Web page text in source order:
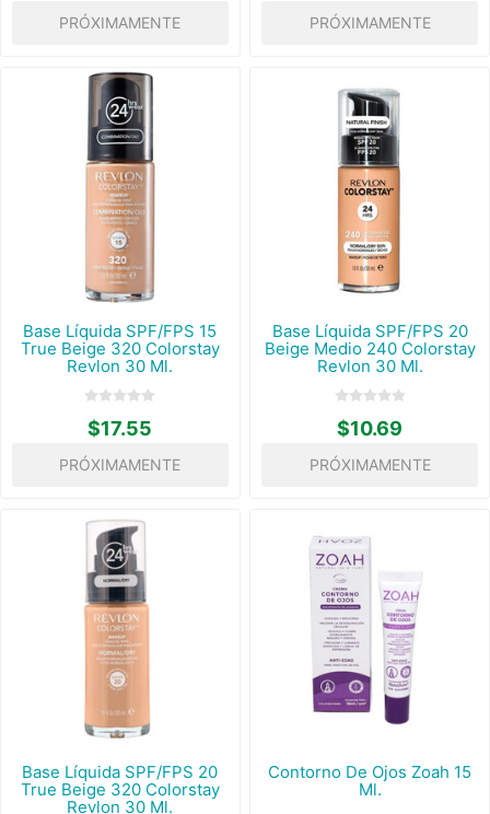
PRÓXIMAMENTE PRÓXIMAMENTE
Base Líquida SPF/FPS 15
True Beige 320 Colorstay
Revlon 30 Ml.
$17.55
PRÓXIMAMENTE
Base Líquida SPF/FPS 20
Beige Medio 240 Colorstay
Revlon 30 Ml.
$10.69
PRÓXIMAMENTE
Base Líquida SPF/FPS 20
True Beige 320 Colorstay
Revlon 30 Ml.
Contorno De Ojos Zoah 15
Ml.